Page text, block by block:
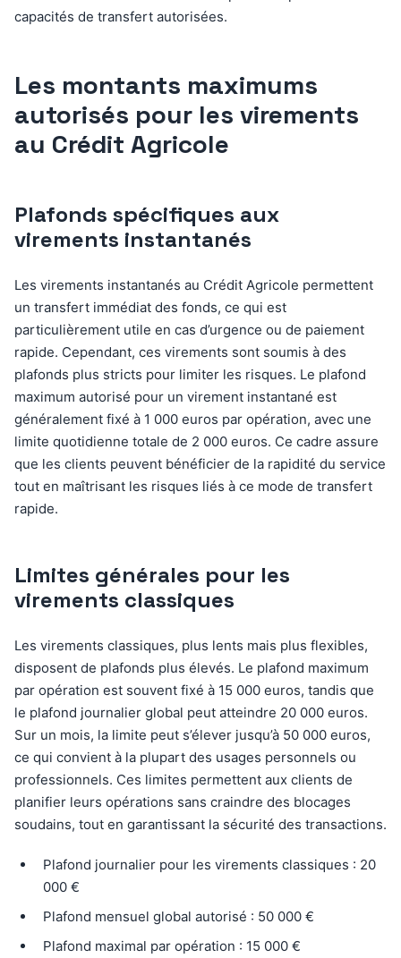
capacités de transfert autorisées.
Les montants maximums
autorisés pour les virements
au Crédit Agricole
Plafonds spécifiques aux
virements instantanés
Les virements instantanés au Crédit Agricole permettent
un transfert immédiat des fonds, ce qui est
particulièrement utile en cas d’urgence ou de paiement
rapide. Cependant, ces virements sont soumis à des
plafonds plus stricts pour limiter les risques. Le plafond
maximum autorisé pour un virement instantané est
généralement fixé à 1 000 euros par opération, avec une
limite quotidienne totale de 2 000 euros. Ce cadre assure
que les clients peuvent bénéficier de la rapidité du service
tout en maîtrisant les risques liés à ce mode de transfert
rapide.
Limites générales pour les
virements classiques
Les virements classiques, plus lents mais plus flexibles,
disposent de plafonds plus élevés. Le plafond maximum
par opération est souvent fixé à 15 000 euros, tandis que
le plafond journalier global peut atteindre 20 000 euros.
Sur un mois, la limite peut s’élever jusqu’à 50 000 euros,
ce qui convient à la plupart des usages personnels ou
professionnels. Ces limites permettent aux clients de
planifier leurs opérations sans craindre des blocages
soudains, tout en garantissant la sécurité des transactions.
Plafond journalier pour les virements classiques : 20
000 €
Plafond mensuel global autorisé : 50 000 €
Plafond maximal par opération : 15 000 €